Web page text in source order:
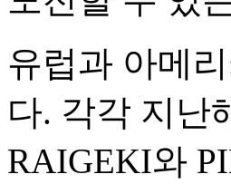
유럽과 아메
다. 각각 지난
RAIGEKI와